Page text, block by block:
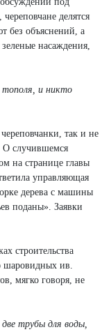
делятся
без объяснений, а
насаждения,
тополя, и никто
так и не
О случившемся
на странице главы
управляющая
дерева с машины
поданы». Заявки
строительства
шаровидных ив.
мягко говоря, не
трубы для воды,